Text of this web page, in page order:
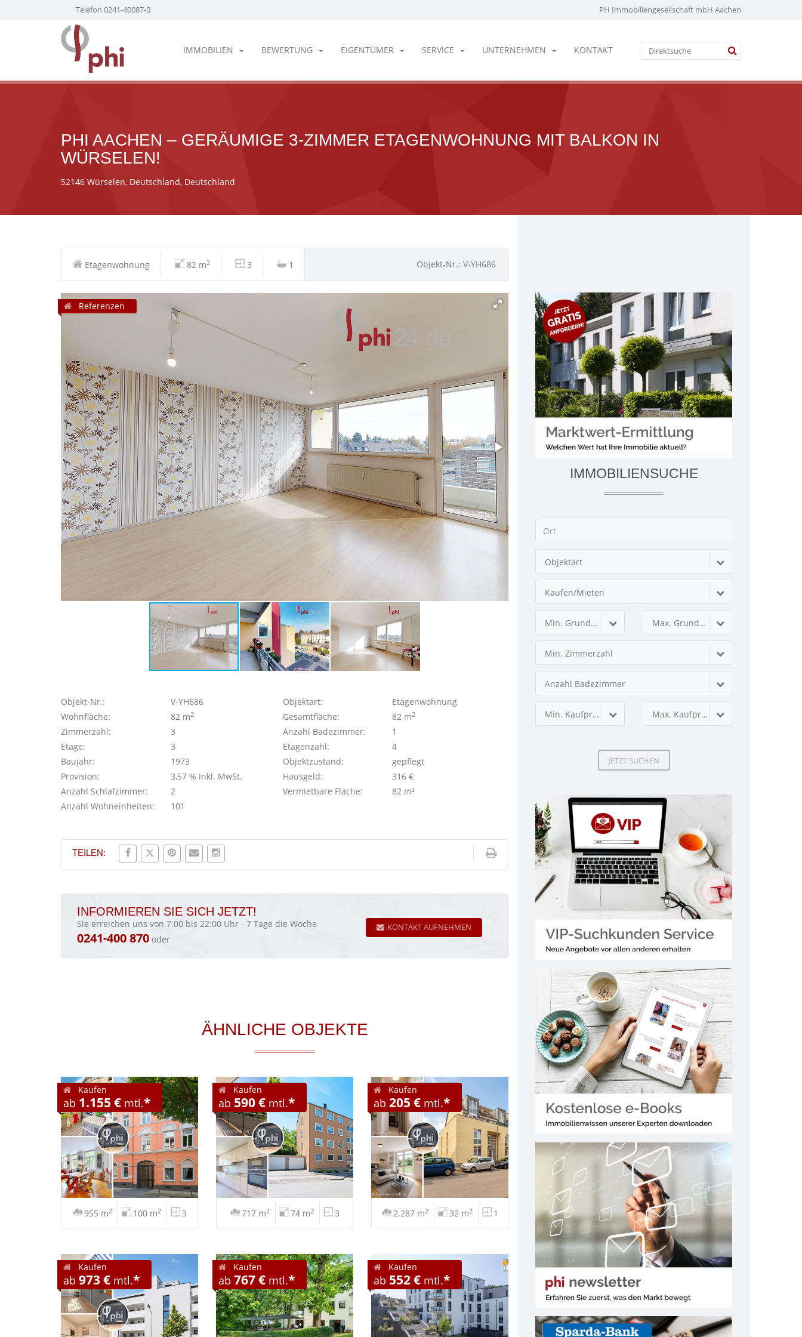
Telefon 0241-40087-0 PH Immobiliengesellschaft mbH Aachen
IMMOBILIEN BEWERTUNG EIGENTÜMER SERVICE UNTERNEHMEN KONTAKT
PHI AACHEN – GERÄUMIGE 3-ZIMMER ETAGENWOHNUNG MIT BALKON IN
WÜRSELEN!
52146 Würselen, Deutschland, Deutschland
Etagenwohnung 82 m2 3 1 Objekt-Nr.: V-YH686
Referenzen
Objekt-Nr.: V-YH686 Objektart:
Etagenwohnung
Wohnfläche:
82 m2 Gesamtfläche: 82 m2
Zimmerzahl: 3 Anzahl Badezimmer:
1
Etage:
3 Etagenzahl:
4
Baujahr:
1973 Objektzustand:
gepflegt
Provision:
3,57 % inkl. MwSt. Hausgeld:
316 €
Anzahl Schlafzimmer:
2 Vermietbare Fläche:
82 m²
Anzahl Wohneinheiten:
101
TEILEN:
INFORMIEREN SIE SICH JETZT!
Sie erreichen uns von 7:00 bis 22:00 Uhr - 7 Tage die Woche
0241-400 870 oder
KONTAKT AUFNEHMEN
ÄHNLICHE OBJEKTE
Kaufen
ab 1.155 € mtl.*
955 m2 100 m2 3
Kaufen
ab 590 €mtl.*
717 m2 74 m2 3
Kaufen
ab 205 €mtl.*
2.287 m2 32 m2 1
Kaufen
ab 973 € mtl.*
Kaufen
ab 767 €mtl.*
Kaufen
ab 552 €mtl.*
IMMOBILIENSUCHE
Objektart
Kaufen/Mieten
Min. Grundstücksfläche Max. Grundstücksfläche
Min. Zimmerzahl
Anzahl Badezimmer
Min. Kaufpreis Max. Kaufpreis
JETZT SUCHEN